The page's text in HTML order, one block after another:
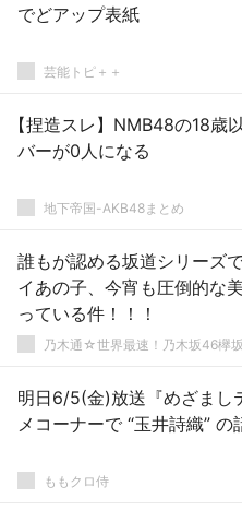
でどアップ表紙
芸能トピ＋＋
【捏造スレ】NMB48の18歳
バーが0人になる
地下帝国-AKB48まとめ
誰もが認める坂道シリーズ
イあの子、今宵も圧倒的な
っている件！！！
明日6/5(金)放送『めざまし
メコーナーで “玉井詩織” の
ももクロ侍